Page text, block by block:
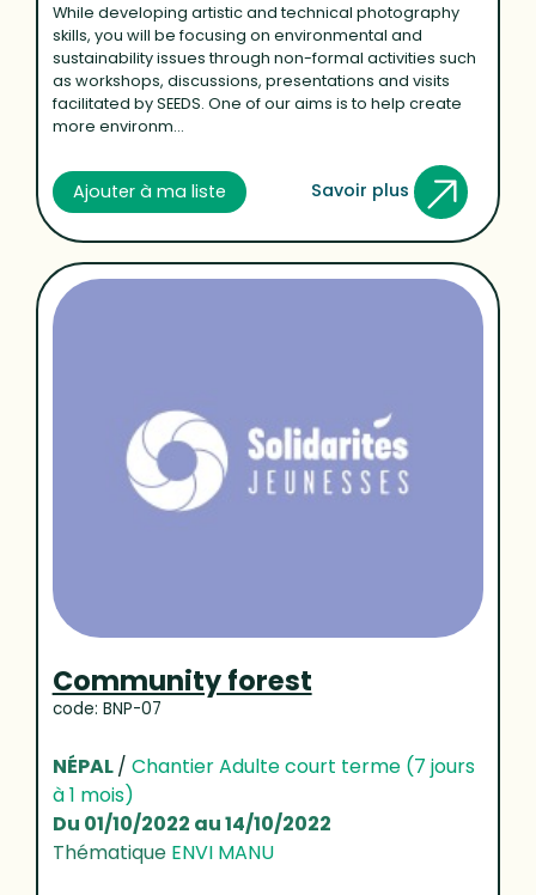
While developing artistic and technical photography
skills, you will be focusing on environmental and
sustainability issues through non-formal activities such
as workshops, discussions, presentations and visits
facilitated by SEEDS. One of our aims is to help create
more environm...
Ajouter à ma liste Savoir plus
Community forest
code: BNP-07
NÉPAL/ Chantier Adulte court terme (7 jours
à 1 mois)
Du 01/10/2022 au 14/10/2022
Thématique ENVI MANU